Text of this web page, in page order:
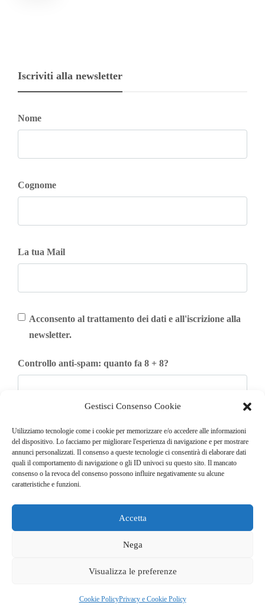
Gestisci Consenso Cookie
Utilizziamo tecnologie come i cookie per memorizzare e/o accedere alle informazioni
del dispositivo. Lo facciamo per migliorare l'esperienza di navigazione e per mostrare
annunci personalizzati. Il consenso a queste tecnologie ci consentirà di elaborare dati
quali il comportamento di navigazione o gli ID univoci su questo sito. Il mancato
consenso o la revoca del consenso possono influire negativamente su alcune
caratteristiche e funzioni.
Accetta
Nega
Visualizza le preferenze
Cookie PolicyPrivacy e Cookie Policy
Iscriviti alla newsletter
Nome
Cognome
La tua Mail
Acconsento al trattamento dei dati e all'iscrizione alla
newsletter.
Controllo anti-spam: quanto fa 8 + 8?
Iscriviti